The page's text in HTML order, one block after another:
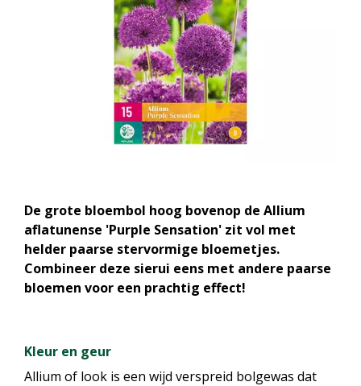
De grote bloembol hoog bovenop de Allium
aflatunense 'Purple Sensation' zit vol met
helder paarse stervormige bloemetjes.
Combineer deze sierui eens met andere paarse
bloemen voor een prachtig effect!
Kleur en geur
Allium of look is een wijd verspreid bolgewas dat